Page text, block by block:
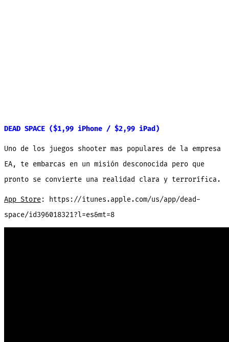
DEAD SPACE ($1,99 iPhone / $2,99 iPad)
Uno de los juegos shooter mas populares de la empresa
EA, te embarcas en un misión desconocida pero que
pronto se convierte una realidad clara y terrorífica.
App Store: https://itunes.apple.com/us/app/dead-
space/id396018321?l=es&mt=8